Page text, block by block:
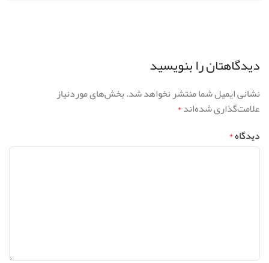
دیدگاهتان را بنویسید
نشانی ایمیل شما منتشر نخواهد شد.بخش‌های موردنیاز
علامت‌گذاری شده‌اند*
دیدگاه*